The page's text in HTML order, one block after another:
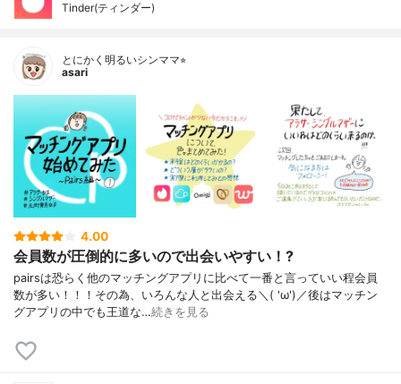
Tinder(ティンダー)
とにかく明るいシンママ⭐︎
asari
4.00
会員数が圧倒的に多いので出会いやすい！?
pairsは恐らく他のマッチングアプリに比べて一番と言っていい程会員
数が多い！！！その為、いろんな人と出会える＼( 'ω')／後はマッチン
グアプリの中でも王道な…続きを見る